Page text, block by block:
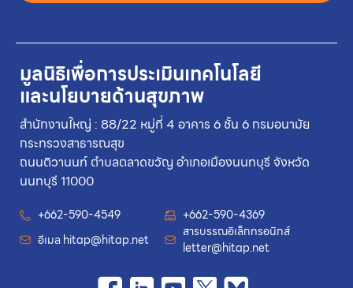
มูลนิธิเพื่อการประเมินเทคโนโลยี
และนโยบายด้านสุขภาพ
สำนักงานใหญ่ : 88/22 หมู่ที่ 4 อาคาร 6 ชั้น 6 กรมอนามัย
กระทรวงสาธารณสุข
ถนนติวานนท์ ตำบลตลาดขวัญ อำเภอเมืองนนทบุรี จังหวัด
นนทบุรี 11000
+662-590-4549
+662-590-4369
อีเมล hitap@hitap.net
สารบรรณอิเล็กทรอนิกส์
letter@hitap.net